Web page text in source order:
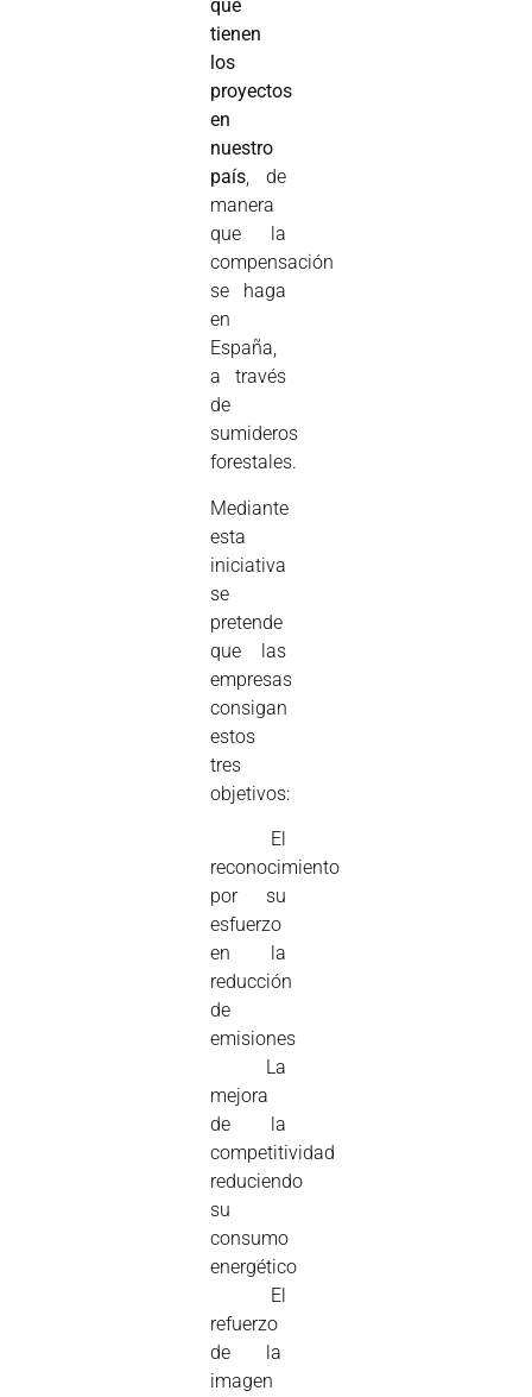
que
tienen
los
proyectos
en
nuestro
país, de
manera
que la
compensación
se haga
en
España,
a través
de
sumideros
forestales.
Mediante
esta
iniciativa
se
pretende
que las
empresas
consigan
estos
tres
objetivos:
 El
reconocimiento
por su
esfuerzo
en la
reducción
de
emisiones
 La
mejora
de la
competitividad
reduciendo
su
consumo
energético
 El
refuerzo
de la
imagen